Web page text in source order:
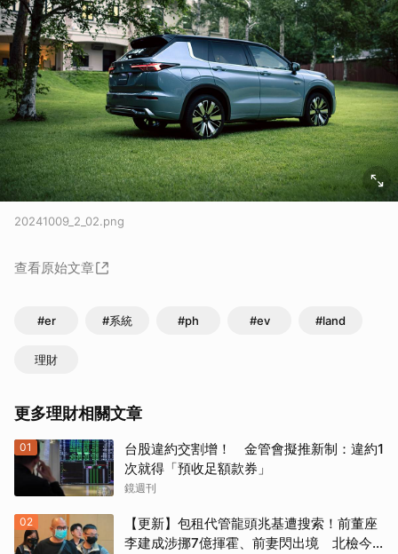
20241009_2_02.png
查看原始文章
#er #系統 #ph #ev #land
理財
更多理財相關文章
01
台股違約交割增！ 金管會擬推新制：違約1
次就得「預收足額款券」
鏡週刊
02
【更新】包租代管龍頭兆基遭搜索！前董座
李建成涉挪7億揮霍、前妻閃出境 北檢今